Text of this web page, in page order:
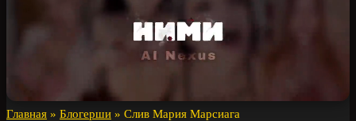
Главная » Блогерши » Слив Мария Марсиага